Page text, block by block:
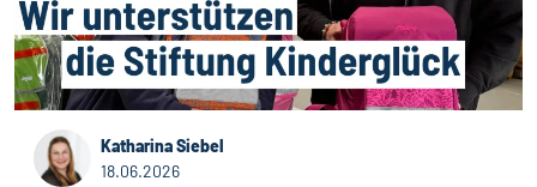
Katharina Siebel
18.06.2026